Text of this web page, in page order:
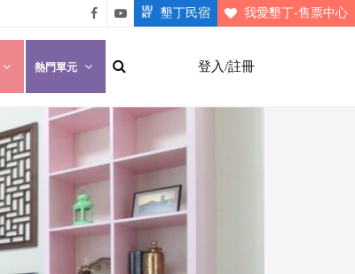
悠遊
墾丁
粉絲
墾丁
墾丁民宿 我愛墾丁-售票中心
登入/註冊
熱門單元